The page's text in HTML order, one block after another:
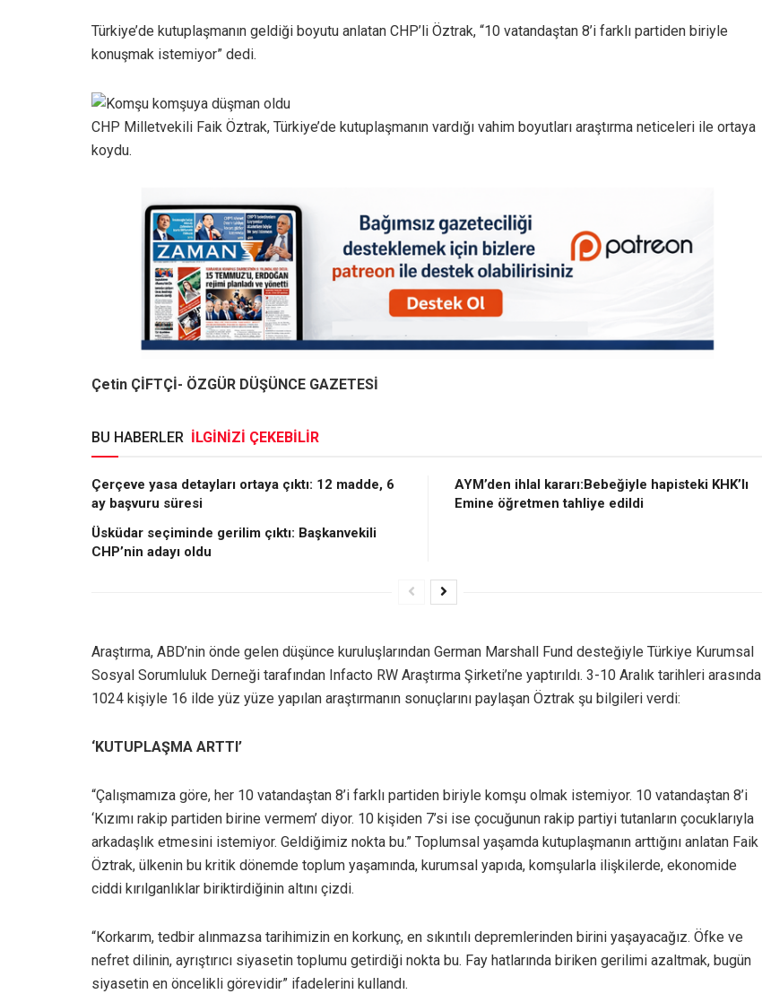
Türkiye’de kutuplaşmanın geldiği boyutu anlatan CHP’li Öztrak, “10 vatandaştan 8’i farklı partiden biriyle
konuşmak istemiyor” dedi.
CHP Milletvekili Faik Öztrak, Türkiye’de kutuplaşmanın vardığı vahim boyutları araştırma neticeleri ile ortaya
koydu.
Çetin ÇİFTÇİ- ÖZGÜR DÜŞÜNCE GAZETESİ
BU HABERLER İLGİNİZİ ÇEKEBİLİR
Çerçeve yasa detayları ortaya çıktı: 12 madde, 6
ay başvuru süresi
Üsküdar seçiminde gerilim çıktı: Başkanvekili
CHP’nin adayı oldu
AYM’den ihlal kararı:Bebeğiyle hapisteki KHK’lı
Emine öğretmen tahliye edildi
Araştırma, ABD’nin önde gelen düşünce kuruluşlarından German Marshall Fund desteğiyle Türkiye Kurumsal
Sosyal Sorumluluk Derneği tarafından Infacto RW Araştırma Şirketi’ne yaptırıldı. 3-10 Aralık tarihleri arasında
1024 kişiyle 16 ilde yüz yüze yapılan araştırmanın sonuçlarını paylaşan Öztrak şu bilgileri verdi:
‘KUTUPLAŞMA ARTTI’
“Çalışmamıza göre, her 10 vatandaştan 8’i farklı partiden biriyle komşu olmak istemiyor. 10 vatandaştan 8’i
‘Kızımı rakip partiden birine vermem’ diyor. 10 kişiden 7’si ise çocuğunun rakip partiyi tutanların çocuklarıyla
arkadaşlık etmesini istemiyor. Geldiğimiz nokta bu.” Toplumsal yaşamda kutuplaşmanın arttığını anlatan Faik
Öztrak, ülkenin bu kritik dönemde toplum yaşamında, kurumsal yapıda, komşularla ilişkilerde, ekonomide
ciddi kırılganlıklar biriktirdiğinin altını çizdi.
“Korkarım, tedbir alınmazsa tarihimizin en korkunç, en sıkıntılı depremlerinden birini yaşayacağız. Öfke ve
nefret dilinin, ayrıştırıcı siyasetin toplumu getirdiği nokta bu. Fay hatlarında biriken gerilimi azaltmak, bugün
siyasetin en öncelikli görevidir” ifadelerini kullandı.